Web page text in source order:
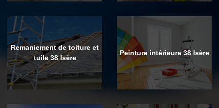
Remaniement de toiture et
tuile 38 Isère
Peinture intérieure 38 Isère